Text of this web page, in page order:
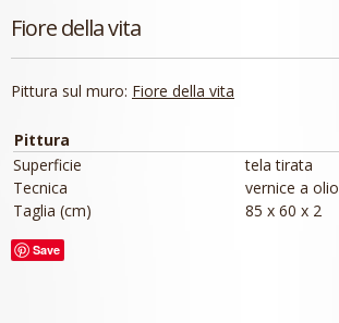
Fiore della vita
Pittura sul muro: Fiore della vita
Pittura
Superficie
tela tirata
Tecnica
vernice a olio
Taglia (cm)
85 x 60 x 2
Save